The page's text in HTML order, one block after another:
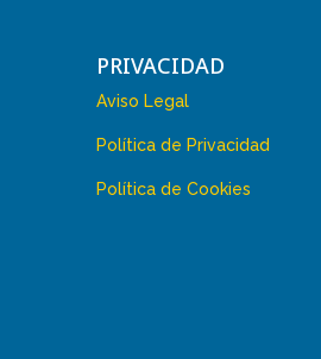
PRIVACIDAD
Aviso Legal
Política de Privacidad
Política de Cookies